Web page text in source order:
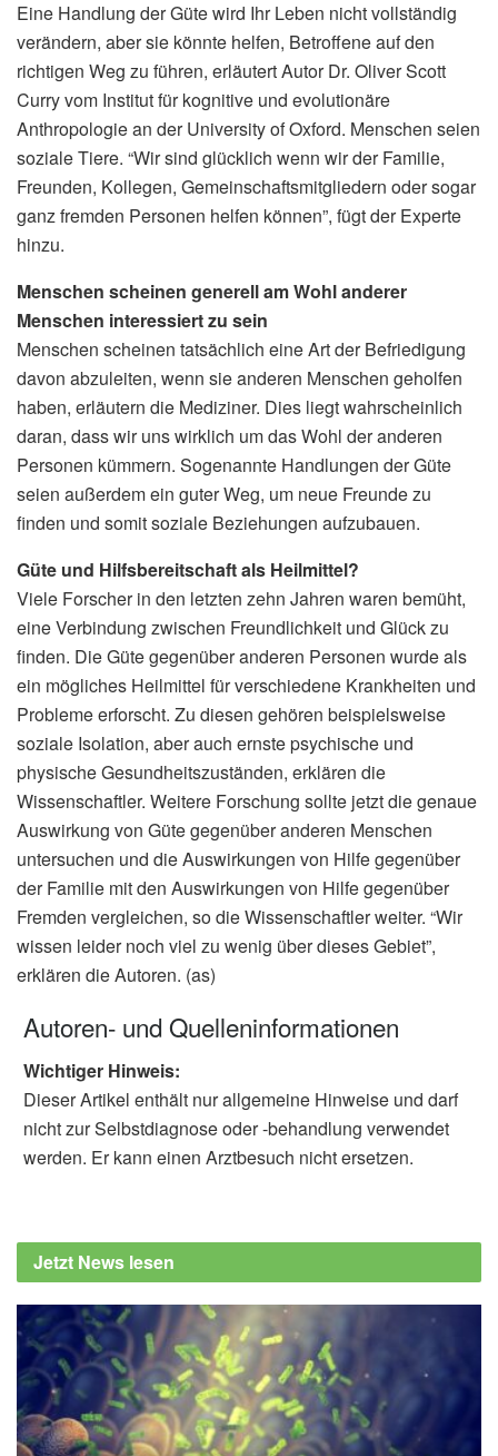
Eine Handlung der Güte wird Ihr Leben nicht vollständig
verändern, aber sie könnte helfen, Betroffene auf den
richtigen Weg zu führen, erläutert Autor Dr. Oliver Scott
Curry vom Institut für kognitive und evolutionäre
Anthropologie an der University of Oxford. Menschen seien
soziale Tiere. “Wir sind glücklich wenn wir der Familie,
Freunden, Kollegen, Gemeinschaftsmitgliedern oder sogar
ganz fremden Personen helfen können”, fügt der Experte
hinzu.
Menschen scheinen generell am Wohl anderer
Menschen interessiert zu sein
Menschen scheinen tatsächlich eine Art der Befriedigung
davon abzuleiten, wenn sie anderen Menschen geholfen
haben, erläutern die Mediziner. Dies liegt wahrscheinlich
daran, dass wir uns wirklich um das Wohl der anderen
Personen kümmern. Sogenannte Handlungen der Güte
seien außerdem ein guter Weg, um neue Freunde zu
finden und somit soziale Beziehungen aufzubauen.
Güte und Hilfsbereitschaft als Heilmittel?
Viele Forscher in den letzten zehn Jahren waren bemüht,
eine Verbindung zwischen Freundlichkeit und Glück zu
finden. Die Güte gegenüber anderen Personen wurde als
ein mögliches Heilmittel für verschiedene Krankheiten und
Probleme erforscht. Zu diesen gehören beispielsweise
soziale Isolation, aber auch ernste psychische und
physische Gesundheitszuständen, erklären die
Wissenschaftler. Weitere Forschung sollte jetzt die genaue
Auswirkung von Güte gegenüber anderen Menschen
untersuchen und die Auswirkungen von Hilfe gegenüber
der Familie mit den Auswirkungen von Hilfe gegenüber
Fremden vergleichen, so die Wissenschaftler weiter. “Wir
wissen leider noch viel zu wenig über dieses Gebiet”,
erklären die Autoren. (as)
Autoren- und Quelleninformationen
Wichtiger Hinweis:
Dieser Artikel enthält nur allgemeine Hinweise und darf
nicht zur Selbstdiagnose oder -behandlung verwendet
werden. Er kann einen Arztbesuch nicht ersetzen.
Jetzt News lesen